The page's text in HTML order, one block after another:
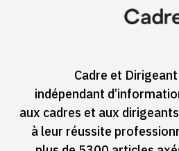
Cadre et
indépendant
aux cadres et aux
à leur réussite